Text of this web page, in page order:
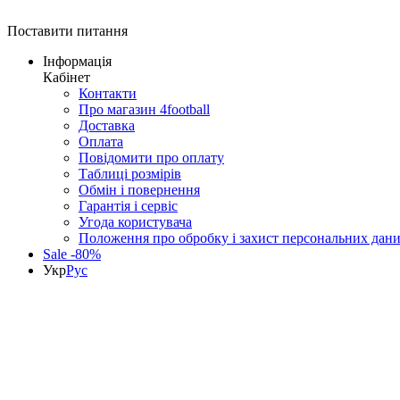
Поставити питання
Інформація
Кабінет
Контакти
Про магазин 4football
Доставка
Оплата
Повідомити про оплату
Таблиці розмірів
Обмін і повернення
Гарантія і сервіс
Угода користувача
Положення про обробку і захист персональних
Sale -80%
УкрРус